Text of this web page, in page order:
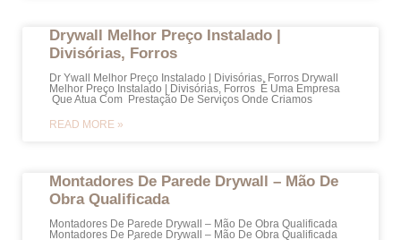
Drywall Melhor Preço Instalado |
Divisórias, Forros
Dr Ywall Melhor Preço Instalado | Divisórias, Forros Drywall
Melhor Preço Instalado | Divisórias, Forros É Uma Empresa
Que Atua Com Prestação De Serviços Onde Criamos
READ MORE »
Montadores De Parede Drywall – Mão De
Obra Qualificada
Montadores De Parede Drywall – Mão De Obra Qualificada
Montadores De Parede Drywall – Mão De Obra Qualificada